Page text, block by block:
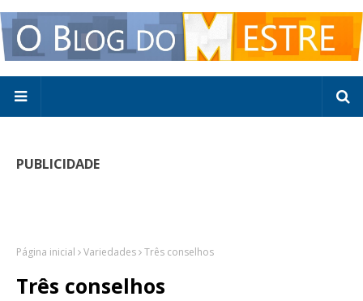
PUBLICIDADE
Página inicial Variedades Três conselhos
Três conselhos